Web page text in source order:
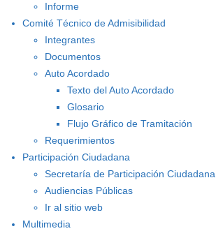
Informe
Comité Técnico de Admisibilidad
Integrantes
Documentos
Auto Acordado
Texto del Auto Acordado
Glosario
Flujo Gráfico de Tramitación
Requerimientos
Participación Ciudadana
Secretaría de Participación Ciudadana
Audiencias Públicas
Ir al sitio web
Multimedia